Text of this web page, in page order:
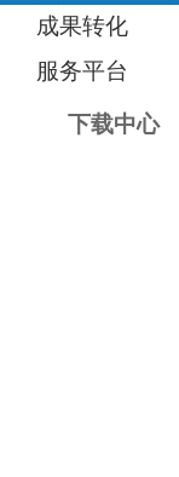
成果转化
服务平台
下载中心